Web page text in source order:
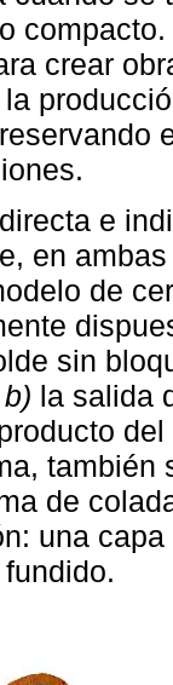
crear
e
en
de
sin
b) la salida
de
una